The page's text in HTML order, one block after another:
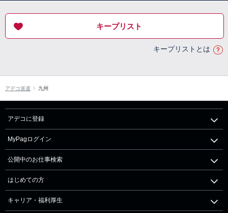
キープリスト
キープリストとは
アデコ派遣 九州
アデコに登録
MyPagログイン
公開中のお仕事検索
はじめての方
キャリア・福利厚生